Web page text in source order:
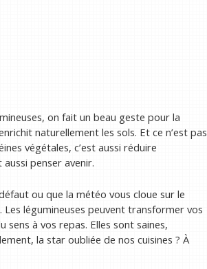
on fait un beau geste pour la
naturellement les sols. Et ce n’est pas
végétales, c’est aussi réduire
penser avenir.
ou que la météo vous cloue sur le
légumineuses peuvent transformer vos
à vos repas. Elles sont saines,
la star oubliée de nos cuisines ? À